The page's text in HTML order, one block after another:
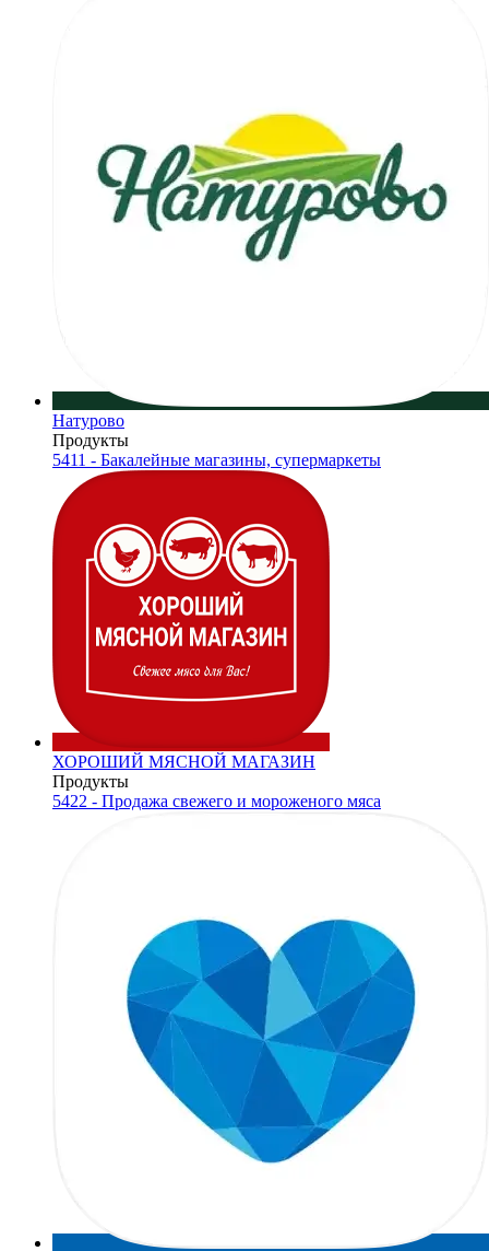
Натурово
Продукты
5411 - Бакалейные магазины, супермаркеты
ХОРОШИЙ МЯСНОЙ МАГАЗИН
Продукты
5422 - Продажа свежего и мороженого мяса